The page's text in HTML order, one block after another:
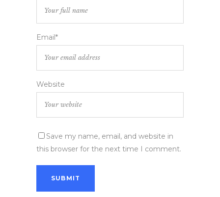
Email*
Website
Save my name, email, and website in
this browser for the next time I comment.